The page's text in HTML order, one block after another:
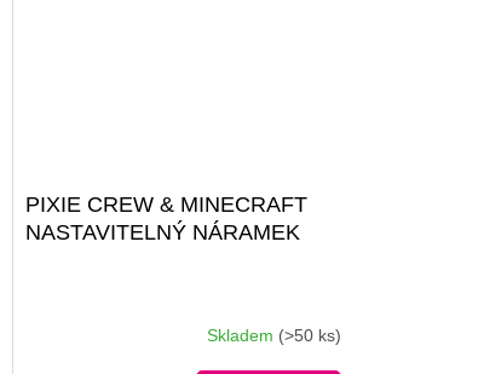
PIXIE CREW & MINECRAFT
NASTAVITELNÝ NÁRAMEK
Skladem (>50 ks)